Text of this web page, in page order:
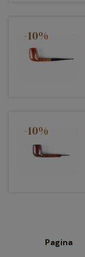
-10%
-10%
Pagina